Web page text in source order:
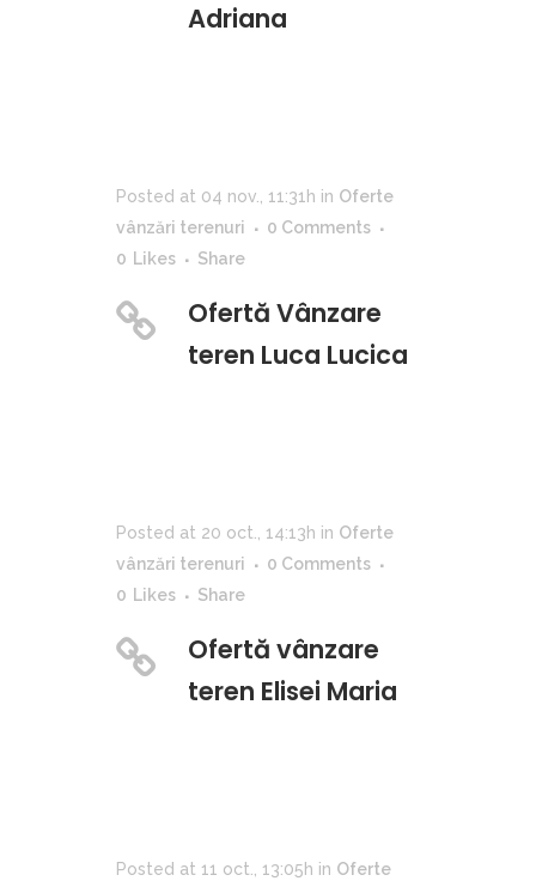
Adriana
Posted at 04 nov., 11:31h in Oferte
vânzări terenuri
0 Comments
0 Likes Share
Ofertă Vânzare
teren Luca Lucica
Posted at 20 oct., 14:13h in Oferte
vânzări terenuri
0 Comments
0 Likes Share
Ofertă vânzare
teren Elisei Maria
Posted at 11 oct., 13:05h in Oferte